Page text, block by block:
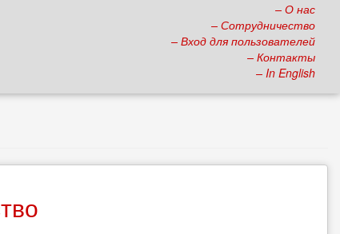
– О нас
– Сотрудничество
– Вход для пользователей
– Контакты
– In English